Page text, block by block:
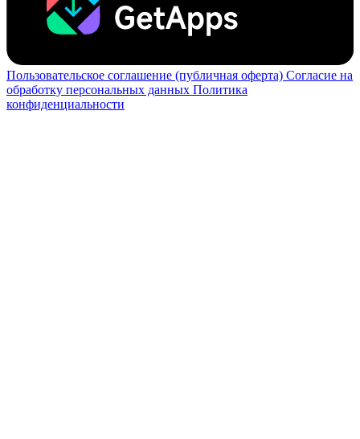
Пользовательское соглашение (публичная оферта) Согласие на
обработку персональных данных Политика
конфиденциальности